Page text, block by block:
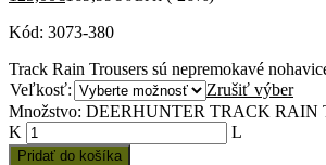
Kód: 3073-380
Track Rain Trousers sú nepremokavé
Veľkosť:
Zrušiť výber
Množstvo: DEERHUNTER TRACK
Pridať do košíka